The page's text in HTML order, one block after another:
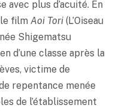
avec plus d’acuité. En
film Aoi Tori (L’Oiseau
Shigematsu
d’une classe après la
victime de
repentance menée
de l’établissement